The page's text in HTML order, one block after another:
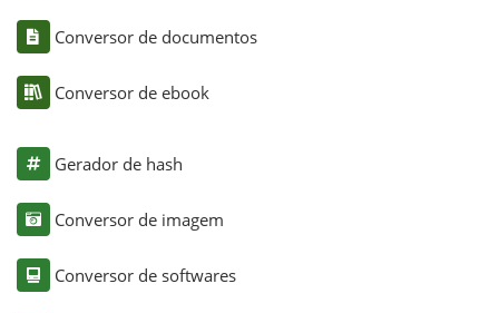
Conversor de documentos
Conversor de ebook
Gerador de hash
Conversor de imagem
Conversor de softwares